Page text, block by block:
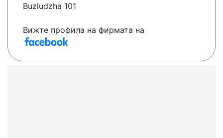
Buzludzha 101
Вижте профила на фирмата на